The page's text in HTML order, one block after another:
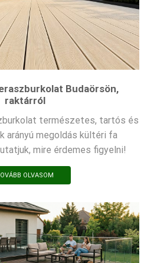
Budaörsön,
raktárról
természetes, tartós és
arányú megoldás kültéri fa
mire érdemes figyelni!
OLVASOM